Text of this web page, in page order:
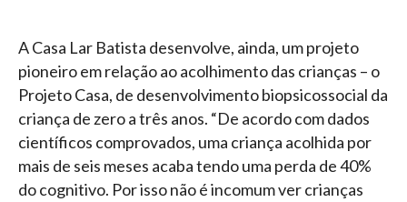
A Casa Lar Batista desenvolve, ainda, um projeto
pioneiro em relação ao acolhimento das crianças – o
Projeto Casa, de desenvolvimento biopsicossocial da
criança de zero a três anos. “De acordo com dados
científicos comprovados, uma criança acolhida por
mais de seis meses acaba tendo uma perda de 40%
do cognitivo. Por isso não é incomum ver crianças